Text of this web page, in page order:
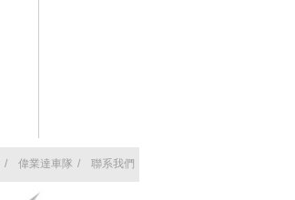
/ 偉業達車隊 / 聯系我們